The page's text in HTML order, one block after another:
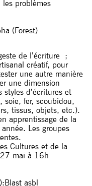
problèmes
(Forest)
de l’écriture ;
créatif, pour
une autre manière
une dimension
d’écritures et
soie, fer, scoubidou,
tissus, objets, etc.).
apprentissage de la
Les groupes
Cultures et de la
27 mai à 16h
asbl